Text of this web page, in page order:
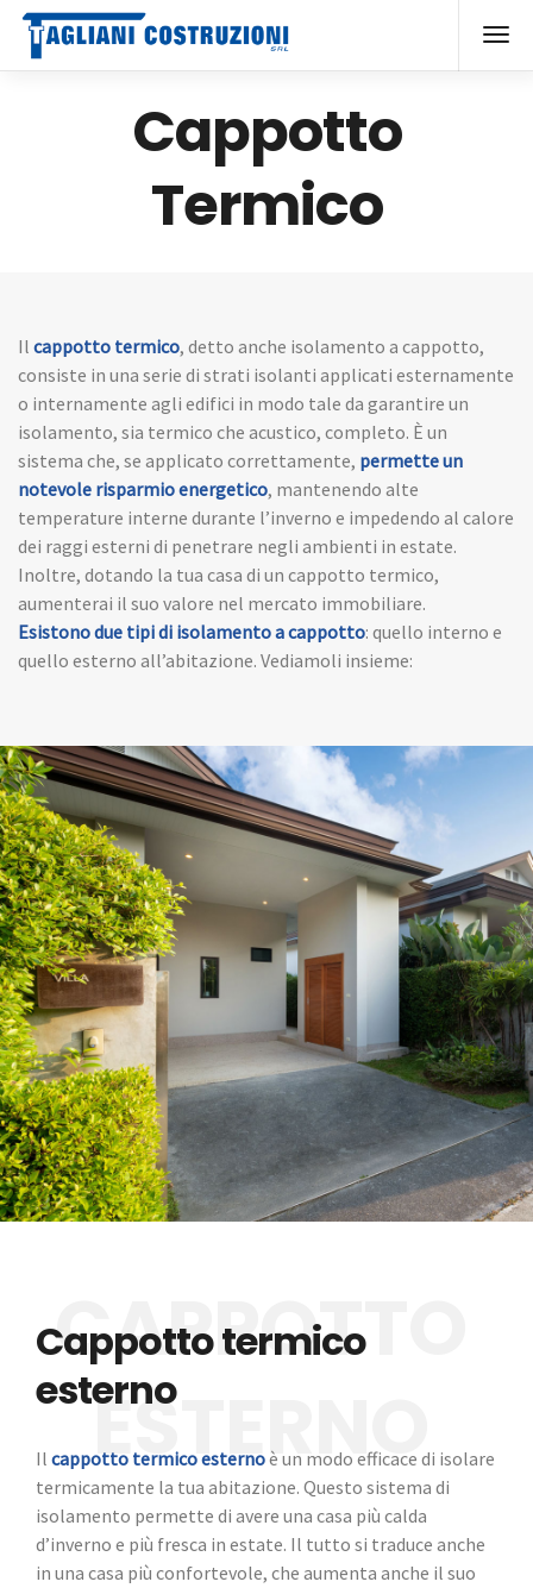
Cappotto
Termico
Il cappotto termico, detto anche isolamento a cappotto,
consiste in una serie di strati isolanti applicati esternamente
o internamente agli edifici in modo tale da garantire un
isolamento, sia termico che acustico, completo. È un
sistema che, se applicato correttamente, permette un
notevole risparmio energetico, mantenendo alte
temperature interne durante l’inverno e impedendo al calore
dei raggi esterni di penetrare negli ambienti in estate.
Inoltre, dotando la tua casa di un cappotto termico,
aumenterai il suo valore nel mercato immobiliare.
Esistono due tipi di isolamento a cappotto: quello interno e
quello esterno all’abitazione. Vediamoli insieme:
Cappotto termico
esterno
Il cappotto termico esternoè un modo efficace di isolare
termicamente la tua abitazione. Questo sistema di
isolamento permette di avere una casa più calda
d’inverno e più fresca in estate. Il tutto si traduce anche
in una casa più confortevole, che aumenta anche il suo